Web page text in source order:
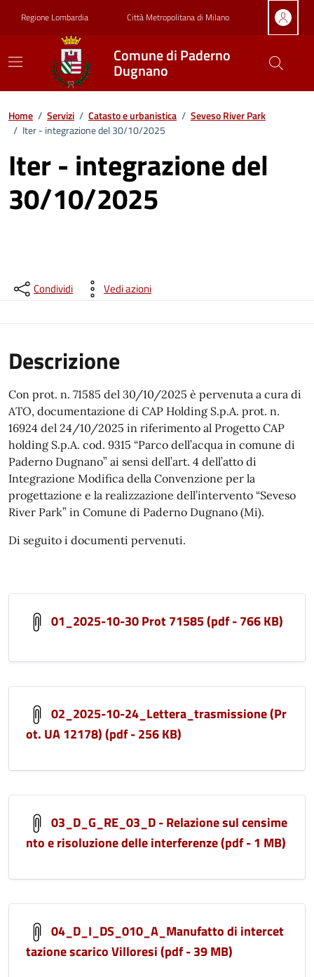
Regione Lombardia Città Metropolitana di Milano
Comune di Paderno
Dugnano
Home / Servizi / Catasto e urbanistica / Seveso River Park
/ Iter - integrazione del 30/10/2025
Iter - integrazione del
30/10/2025
Condividi Vedi azioni
Descrizione
Con prot. n. 71585 del 30/10/2025 è pervenuta a cura di
ATO, documentazione di CAP Holding S.p.A. prot. n.
16924 del 24/10/2025 in riferimento al Progetto CAP
holding S.p.A. cod. 9315 “Parco dell’acqua in comune di
Paderno Dugnano” ai sensi dell’art. 4 dell’atto di
Integrazione Modifica della Convenzione per la
progettazione e la realizzazione dell’intervento “Seveso
River Park” in Comune di Paderno Dugnano (Mi).
Di seguito i documenti pervenuti.
01_2025-10-30 Prot 71585 (pdf - 766 KB)
02_2025-10-24_Lettera_trasmissione (Pr
ot. UA 12178) (pdf - 256 KB)
03_D_G_RE_03_D - Relazione sul censime
nto e risoluzione delle interferenze (pdf - 1 MB)
04_D_I_DS_010_A_Manufatto di intercet
tazione scarico Villoresi (pdf - 39 MB)